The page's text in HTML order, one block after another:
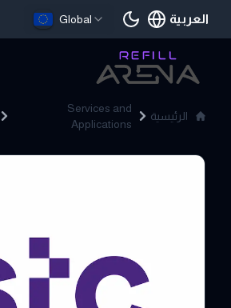
Global العربية
اللغة الحالية
الرئيسية
Services and
Applications